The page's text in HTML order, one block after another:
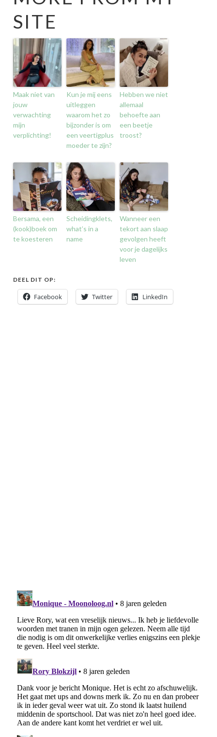
SITE
Maak niet van
jouw
verwachting
mijn
verplichting!
Kun je mij eens
uitleggen
waarom het zo
bijzonder is om
een veertigplus
moeder te zijn?
Hebben we niet
allemaal
behoefte aan
een beetje
troost?
Bersama, een
(kook)boek om
te koesteren
Scheidingklets,
what’s in a
name
Wanneer een
tekort aan slaap
gevolgen heeft
voor je dagelijks
leven
DEEL DIT OP:
Facebook Twitter LinkedIn